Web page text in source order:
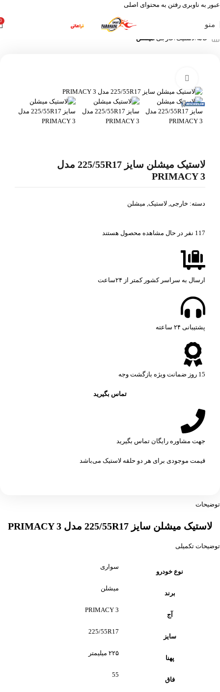
عبور به ناوبری رفتن به محتوای اصلی
منو
خانه لاستیک خارجی میشلن
لاستیک میشلن سایز 225/55R17 مدل
PRIMACY 3
دسته: خارجی, لاستیک, میشلن
117 نفر در حال مشاهده محصول هستند
ارسال به سراسر کشور کمتر از ۲۴ساعت
پشتیبانی ۲۴ ساعته​
15 روز ضمانت ویژه بازگشت وجه
تماس بگیرید
جهت مشاوره رایگان تماس بگیرید
قیمت موجودی برای هر دو حلقه لاستیک می‌باشد
توضیحات
لاستیک میشلن سایز 225/55R17 مدل PRIMACY 3
توضیحات تکمیلی
نوع خودرو
سواری
برند
میشلن
آج
PRIMACY 3
سایز
225/55R17
پهنا
۲۲۵ میلیمتر
فاق
55